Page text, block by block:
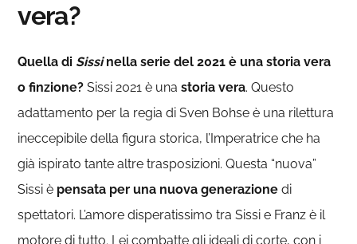
vera?
Quella di Sissinella serie del 2021 è una storia vera
o finzione? Sissi 2021 è unastoria vera. Questo
adattamento per la regia di Sven Bohse è una rilettura
ineccepibile della figura storica, l’Imperatrice che ha
già ispirato tante altre trasposizioni. Questa “nuova”
Sissi è pensata per una nuova generazione di
spettatori. L’amore disperatissimo tra Sissi e Franz è il
motore di tutto. Lei combatte gli ideali di corte, con i